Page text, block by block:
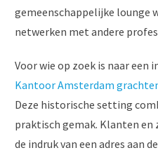
gemeenschappelijke lounge
netwerken met andere
Voor wie op zoek is naar een
Kantoor Amsterdam
Deze historische setting
praktisch gemak. Klanten en
de indruk van een adres aan